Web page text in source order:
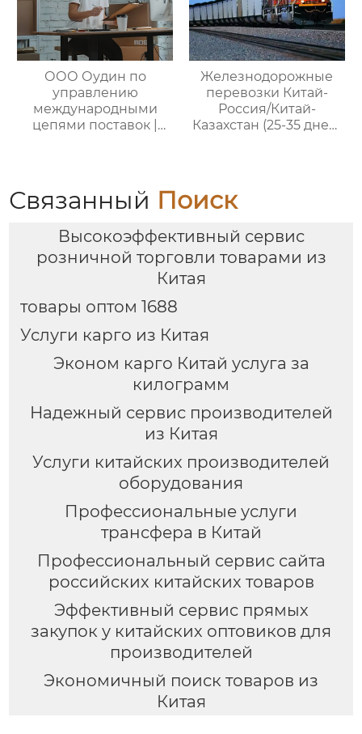
ООО Оудин по
управлению
международными
цепями поставок |
закупок Китай-Россия:
комплексное
трансграничных задач
Железнодорожные
перевозки Китай-
Россия/Китай-
Казахстан (25-35 дней)
Связанный Поиск
Высокоэффективный сервис
розничной торговли товарами из
Китая
товары оптом 1688
Услуги карго из Китая
Эконом карго Китай услуга за
килограмм
Надежный сервис производителей
из Китая
Услуги китайских производителей
оборудования
Профессиональные услуги
трансфера в Китай
Профессиональный сервис сайта
российских китайских товаров
Эффективный сервис прямых
закупок у китайских оптовиков для
производителей
Экономичный поиск товаров из
Китая